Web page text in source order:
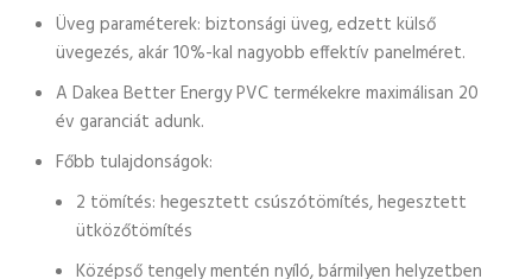
Üveg paraméterek: biztonsági üveg, edzett külső
üvegezés, akár 10%-kal nagyobb effektív panelméret.
A Dakea Better Energy PVC termékekre maximálisan 20
év garanciát adunk.
Főbb tulajdonságok:
2 tömítés: hegesztett csúszótömítés, hegesztett
ütközőtömítés
Középső tengely mentén nyíló, bármilyen helyzetben